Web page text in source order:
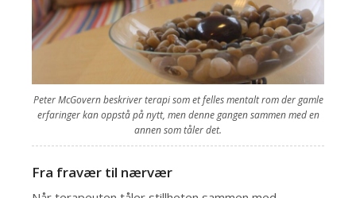
Peter McGovern beskriver terapi som et felles mentalt rom der gamle
erfaringer kan oppstå på nytt, men denne gangen sammen med en
annen som tåler det.
Fra fravær til nærvær